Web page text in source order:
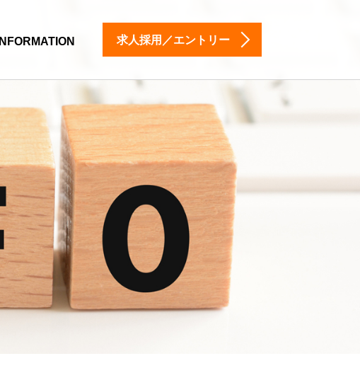
INFORMATION 求人採用／エントリー